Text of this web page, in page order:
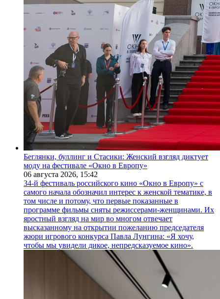
Беглянки, буллинг и Стасики: Женский взгляд диктует
моду на фестивале «Окно в Европу»
06 августа 2026, 15:42
34-й фестиваль российского кино «Окно в Европу» с
самого начала обозначил интерес к женской тематике, в
том числе и потому, что первые показанные в
программе фильмы сняты режиссерами-женщинами. Их
яростный взгляд на мир во многом отвечает
высказанному на открытии пожеланию председателя
жюри игрового конкурса Павла Лунгина: «Я хочу,
чтобы мы увидели дикое, непредсказуемое кино».